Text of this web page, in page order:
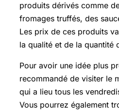
produits dérivés comme
fromages truffés, des
Les prix de ces produits
la qualité et de la quantité
Pour avoir une idée plus
recommandé de visiter le
qui a lieu tous les
Vous pourrez également